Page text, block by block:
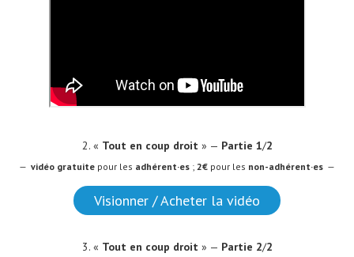
2. « Tout en coup droit » — Partie 1/2
— vidéo gratuite pour les adhérent·es ; 2€ pour les non-adhérent·es —
Visionner / Acheter la vidéo
3. « Tout en coup droit » — Partie 2/2